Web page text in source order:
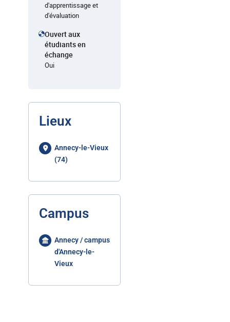
d'apprentissage et
d'évaluation
Ouvert aux
étudiants en
échange
Oui
Lieux
Annecy-le-Vieux
(74)
Campus
Annecy / campus
d'Annecy-le-
Vieux